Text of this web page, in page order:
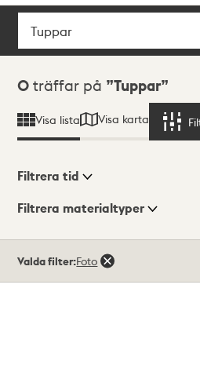
Sök
Sökresultat
0 träffar på Tuppar
Visa lista Visa karta
Visningsläge
Filtrera tid
Filtrera materialtyper
träffar
Valda filter:Foto